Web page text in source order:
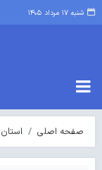
شنبه ۱۷ مرداد ۱۴۰۵
صفحه اصلی